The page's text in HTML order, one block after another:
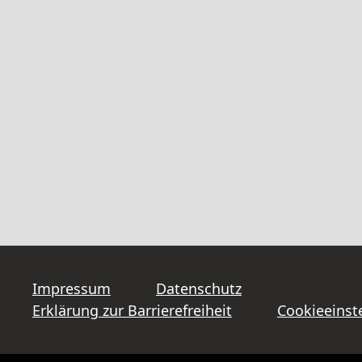
Impressum
Datenschutz
Erklärung zur Barrierefreiheit